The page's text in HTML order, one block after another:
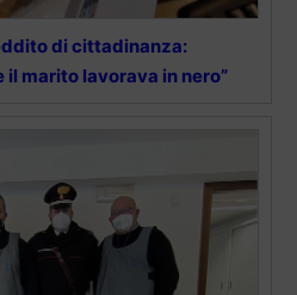
di cittadinanza:
il marito lavorava in nero”